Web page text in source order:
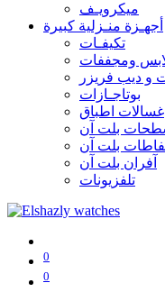
ميكرويـف
أجهـزة منـزلية كبيرة
تكيفـات
ومجففات
و ديب فريزر
بوتاجـازات
غسالات اطباق
بلت آن
بلت آن
آفران بلت آن
تلفزيونات
0
0